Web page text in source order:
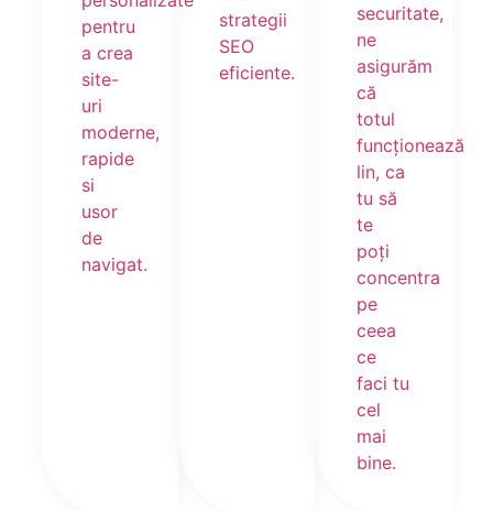
pentru
a crea
site-
uri
moderne,
rapide
si
usor
de
navigat.
strategii
SEO
eficiente.
securitate,
ne
asigurăm
că
totul
funcționează
lin, ca
tu să
te
poți
concentra
pe
ceea
ce
faci tu
cel
mai
bine.